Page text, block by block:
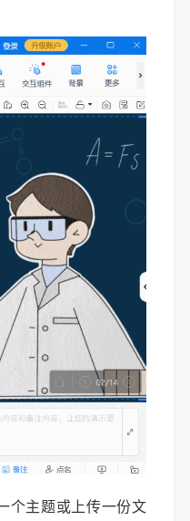
个主题或上传一份文